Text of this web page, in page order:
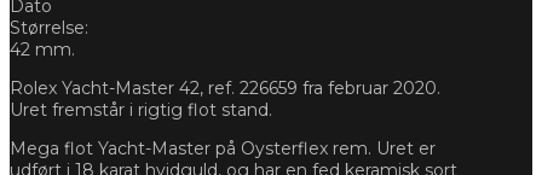
Dato
Størrelse:
42 mm.
Rolex Yacht-Master 42, ref. 226659 fra februar 2020.
Uret fremstår i rigtig flot stand.
Mega flot Yacht-Master på Oysterflex rem. Uret er
udført i 18 karat hvidguld, og har en fed keramisk sort